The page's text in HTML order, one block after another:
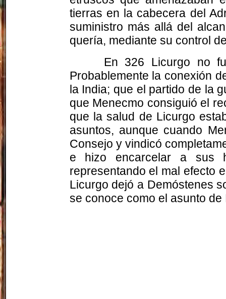
tierras en la cabecera del
suministro más allá del
quería, mediante su control
En 326 Licurgo no
Probablemente la conexión
la India; que el partido de la
que Menecmo consiguió el
que la salud de Licurgo
asuntos, aunque cuando
Consejo y vindicó
e hizo encarcelar a sus
representando el mal efecto
Licurgo dejó a Demóstenes
se conoce como el asunto de